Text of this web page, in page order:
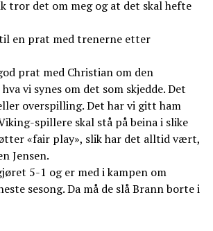
tror det om meg og at det skal hefte
en prat med trenerne etter
prat med Christian om den
vi synes om det som skjedde. Det
overspilling. Det har vi gitt ham
spillere skal stå på beina i slike
«fair play», slik har det alltid vært,
Jensen.
5-1 og er med i kampen om
sesong. Da må de slå Brann borte i